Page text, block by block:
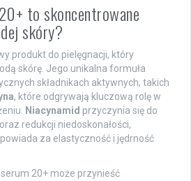
to skoncentrowane
skóry?
produkt do pielęgnacji, który
skórę. Jego unikalna formuła
składnikach aktywnych, takich
, które odgrywają kluczową rolę w
Niacynamid przyczynia się do
redukcji niedoskonałości,
za elastyczność i jędrność
20+ może przynieść